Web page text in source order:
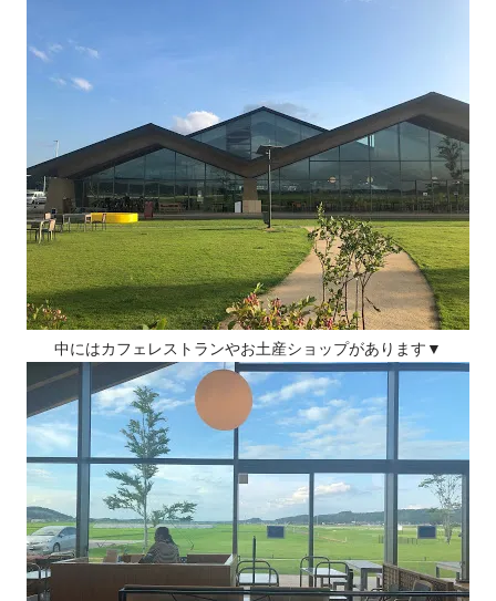
中にはカフェレストランやお土産ショップがあります▼